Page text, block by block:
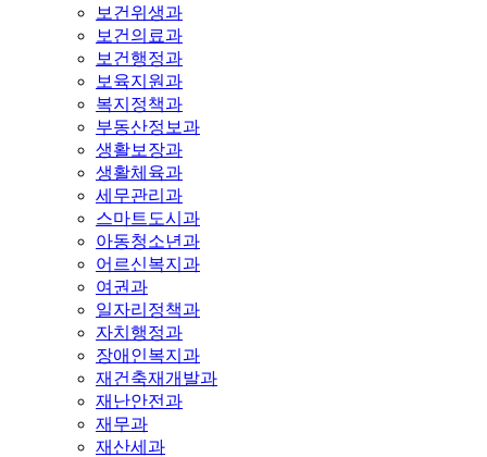
보건위생과
보건의료과
보건행정과
보육지원과
복지정책과
부동산정보과
생활보장과
생활체육과
세무관리과
스마트도시과
아동청소년과
어르신복지과
여권과
일자리정책과
자치행정과
장애인복지과
재건축재개발과
재난안전과
재무과
재산세과